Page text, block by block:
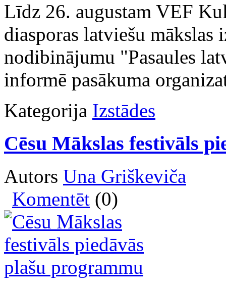
Līdz 26. augustam VEF
diasporas latviešu mākslas
nodibinājumu "Pasaules
informē pasākuma
Kategorija Izstādes
Cēsu Mākslas festivāls
Autors Una Griškeviča
Komentēt (0)